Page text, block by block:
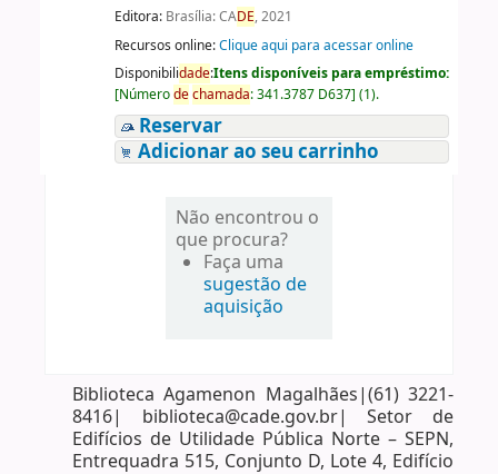
Editora: Brasília: CADE, 2021
Recursos online:Clique aqui para acessar online
Disponibilidade:Itens disponíveis para empréstimo:
[Númerodechamada:341.3787 D637] (1).
Reservar
Adicionar ao seu carrinho
Não encontrou o
que procura?
Faça uma
sugestão de
aquisição
Biblioteca Agamenon Magalhães|(61) 3221-
8416| biblioteca@cade.gov.br| Setor de
Edifícios de Utilidade Pública Norte – SEPN,
Entrequadra 515, Conjunto D, Lote 4, Edifício